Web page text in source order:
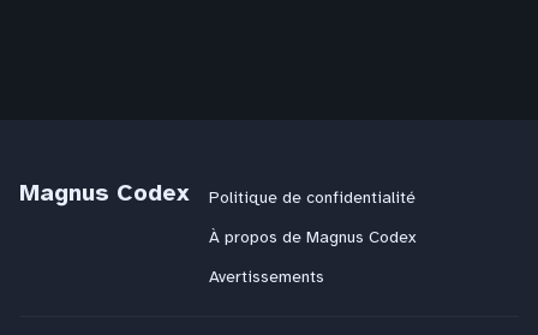
Magnus Codex
Politique de confidentialité
À propos de Magnus Codex
Avertissements